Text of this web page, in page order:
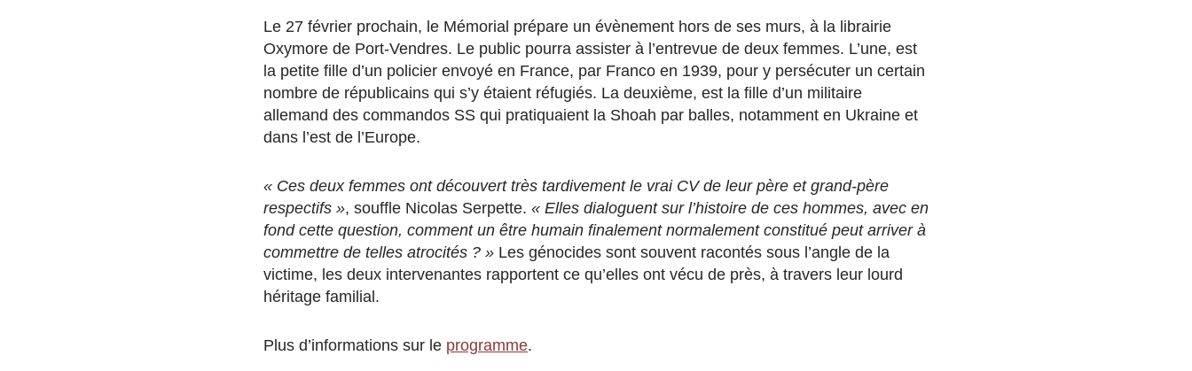
Le 27 février prochain, le Mémorial prépare un évènement hors de ses murs, à la librairie
Oxymore de Port-Vendres. Le public pourra assister à l’entrevue de deux femmes. L’une, est
la petite fille d’un policier envoyé en France, par Franco en 1939, pour y persécuter un certain
nombre de républicains qui s’y étaient réfugiés. La deuxième, est la fille d’un militaire
allemand des commandos SS qui pratiquaient la Shoah par balles, notamment en Ukraine et
dans l’est de l’Europe.
« Ces deux femmes ont découvert très tardivement le vrai CV de leur père et grand-père
respectifs », souffle Nicolas Serpette. « Elles dialoguent sur l’histoire de ces hommes, avec en
fond cette question, comment un être humain finalement normalement constitué peut arriver à
commettre de telles atrocités ? » Les génocides sont souvent racontés sous l’angle de la
victime, les deux intervenantes rapportent ce qu’elles ont vécu de près, à travers leur lourd
héritage familial.
Plus d’informations sur le programme.